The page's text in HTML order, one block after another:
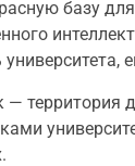
базу